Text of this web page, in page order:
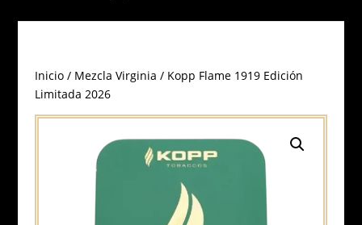
Inicio/ Mezcla Virginia / Kopp Flame 1919 Edición
Limitada 2026